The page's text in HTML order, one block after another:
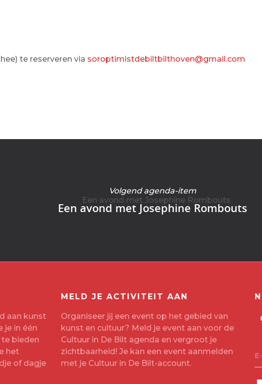
te reserveren via soroptimistdebiltbilthoven@gmail.com
Volgend agenda-item
Een avond met Josephine Rombouts
aan kunst
je in één
bieden
het
of dagje
MELD JE ACTIVITEIT AAN
Organiseer jij een event op het gebied van
kunst en cultuur? Meld je event aan voor de
Cultuur in De Bilt agenda en vergroot je
zichtbaarheid! Je kan een event aanmelden
met je Cultuur in De Bilt-account.